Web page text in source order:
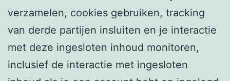
verzamelen, cookies gebruiken, tracking
van derde partijen insluiten en je interactie
met deze ingesloten inhoud monitoren,
inclusief de interactie met ingesloten